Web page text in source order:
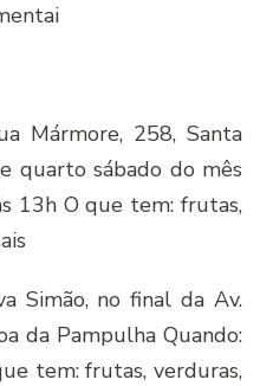
Mármore, 258, Santa
quarto sábado do mês
13h O que tem: frutas,
Simão, no final da Av.
da Pampulha Quando:
tem: frutas, verduras,